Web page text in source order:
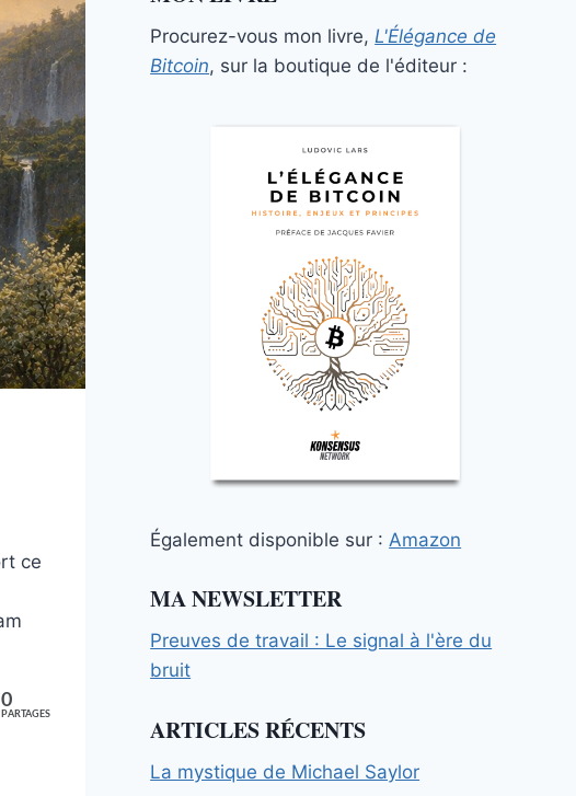
ce
0
PARTAGES
Procurez-vous mon livre,L'Élégance de
Bitcoin, sur la boutique de l'éditeur :
Également disponible sur : Amazon
MA NEWSLETTER
Preuves de travail : Le signal à l'ère du
bruit
ARTICLES RÉCENTS
La mystique de Michael Saylor